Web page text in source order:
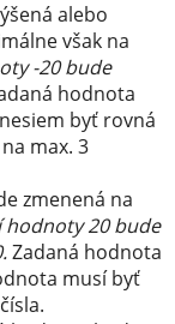
alebo
však na
-20 bude
hodnota
byť rovná
max. 3
zmenená na
hodnoty 20 bude
Zadaná hodnota
musí byť